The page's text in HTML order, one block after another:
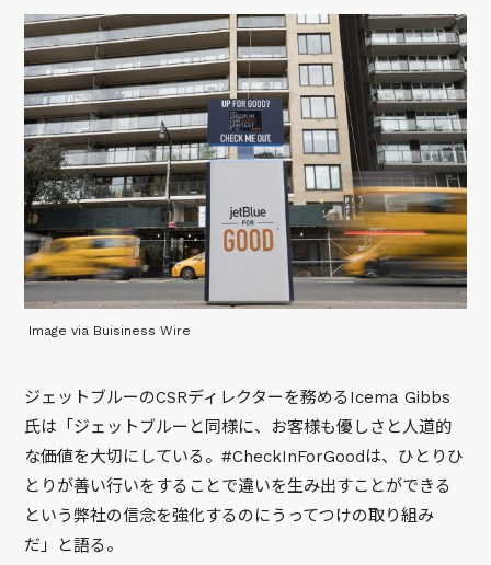
Image via Buisiness Wire
ジェットブルーのCSRディレクターを務めるIcema Gibbs
氏は「ジェットブルーと同様に、お客様も優しさと人道的
な価値を大切にしている。#CheckInForGoodは、ひとりひ
とりが善い行いをすることで違いを生み出すことができる
という弊社の信念を強化するのにうってつけの取り組み
だ」と語る。